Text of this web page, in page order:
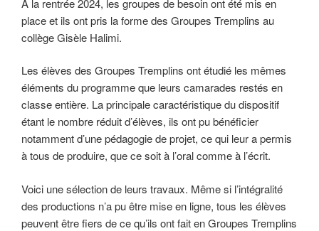
place et ils ont pris la forme des Groupes Tremplins au
collège Gisèle Halimi.
Les élèves des Groupes Tremplins ont étudié les mêmes
éléments du programme que leurs camarades restés en
classe entière. La principale caractéristique du dispositif
étant le nombre réduit d’élèves, ils ont pu bénéficier
notamment d’une pédagogie de projet, ce qui leur a permis
à tous de produire, que ce soit à l’oral comme à l’écrit.
Voici une sélection de leurs travaux. Même si l’intégralité
des productions n’a pu être mise en ligne, tous les élèves
peuvent être fiers de ce qu’ils ont fait en Groupes Tremplins